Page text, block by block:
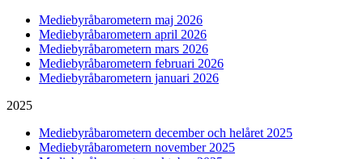
Mediebyråbarometern maj 2026
Mediebyråbarometern april 2026
Mediebyråbarometern mars 2026
Mediebyråbarometern februari 2026
Mediebyråbarometern januari 2026
2025
Mediebyråbarometern december och helåret 2025
Mediebyråbarometern november 2025